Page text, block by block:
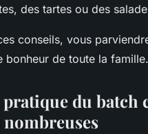
des tartes ou des
conseils, vous
bonheur de toute la
pratique du